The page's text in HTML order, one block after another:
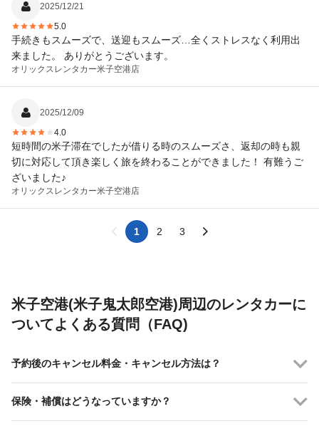
2025/12/21
5.0
手続きもスムーズで、送迎もスムーズ…全くストレスなく利用出
来ました。 ありがとうございます。
オリックスレンタカー米子空港店
2025/12/09
4.0
短時間の米子滞在でしたが借りる時のスムーズさ、返却の時も親
切に対応して頂き楽しく旅を終わることができました！ 有難うご
ざいました♪
オリックスレンタカー米子空港店
1 2 3
米子空港(米子鬼太郎空港)周辺のレンタカーに
ついてよくある質問（FAQ)
予約後のキャンセル料金・キャンセル方法は？
保険・補償はどうなっていますか？